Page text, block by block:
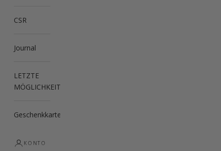
CSR
Journal
LETZTE
MÖGLICHKEIT
Geschenkkarte
KONTO